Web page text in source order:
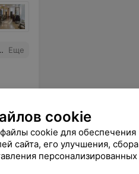
Еще
cookie
cookie для обеспечения
сайта, его улучшения, сбора
персонализированных